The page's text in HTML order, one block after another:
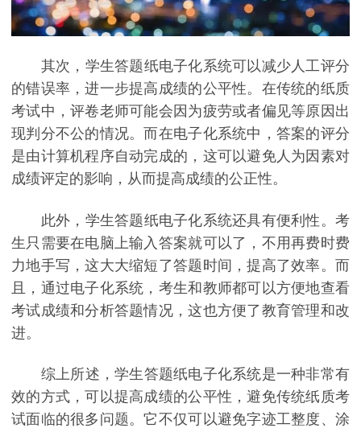
其次，学生答题纸电子化系统可以减少人工评分
的错误率，进一步提高成绩的公平性。在传统的纸质
考试中，评卷老师可能会因为疲劳或者偏见等原因出
现判分不公的情况。而在电子化系统中，答案的评分
是由计算机程序自动完成的，这可以避免人为因素对
成绩评定的影响，从而提高成绩的公正性。
此外，学生答题纸电子化系统还具有便利性。考
生只需要在电脑上输入答案就可以了，不用再费时费
力地手写，这大大缩短了答题时间，提高了效率。而
且，通过电子化系统，考生和教师都可以方便地查看
考试成绩和分析答题情况，这也方便了教育管理和改
进。
综上所述，学生答题纸电子化系统是一种非常有
效的方式，可以提高成绩的公平性，避免传统纸质考
试面临的很多问题。它不仅可以避免字迹工整度、涂